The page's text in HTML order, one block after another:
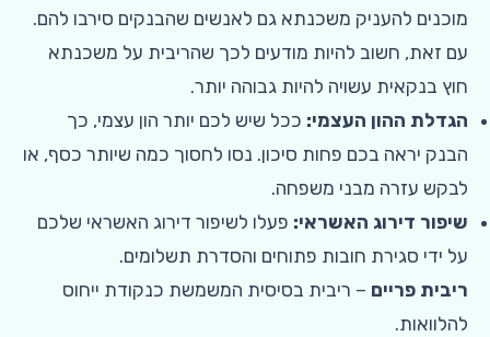
מוכנים להעניק משכנתא גם לאנשים שהבנקים סירבו להם.
עם זאת, חשוב להיות מודעים לכך שהריבית על משכנתא
חוץ בנקאית עשויה להיות גבוהה יותר.
הגדלת ההון העצמי: ככל שיש לכם יותר הון עצמי, כך
הבנק יראה בכם פחות סיכון. נסו לחסוך כמה שיותר כסף, או
לבקש עזרה מבני משפחה.
שיפור דירוג האשראי: פעלו לשיפור דירוג האשראי שלכם
על ידי סגירת חובות פתוחים והסדרת תשלומים.
ריבית פריים – ריבית בסיסית המשמשת כנקודת ייחוס
להלוואות.